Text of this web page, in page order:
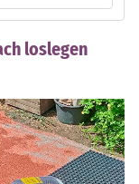
loslegen